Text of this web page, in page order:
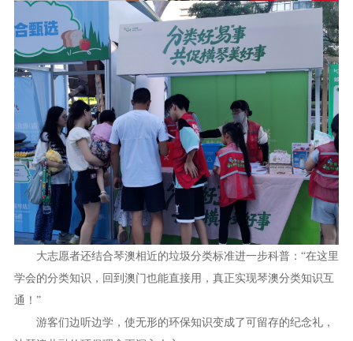
大志愿者还结合琴澳相近的垃圾分类标准进一步科普：“在这里
学会的分类知识，回到澳门也能直接用，真正实现琴澳分类知识互
通！”
游客们边听边学，使无形的环保知识变成了可留存的纪念礼，